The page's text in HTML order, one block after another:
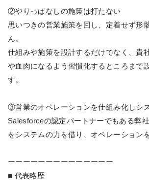
②やりっぱなしの施策は打たない
思いつきの営業施策を回し、定着せず形
ん。
仕組みや施策を設計するだけでなく、貴
や血肉になるよう習慣化するところまで
す。
③営業のオペレーションを仕組み化しシ
Salesforceの認定パートナーでもある弊
をシステムの力を借り、オペレーション
ーーーーーーーーーーーーーー
■ 代表略歴